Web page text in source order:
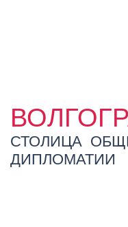
СТОЛИЦА
ДИПЛОМАТИИ